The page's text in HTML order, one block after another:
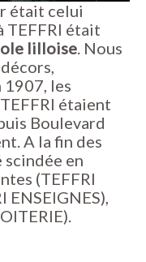
était celui
TEFFRI était
lilloise. Nous
1907, les
étaient
Boulevard
A la fin des
scindée en
(TEFFRI
ENSEIGNES),